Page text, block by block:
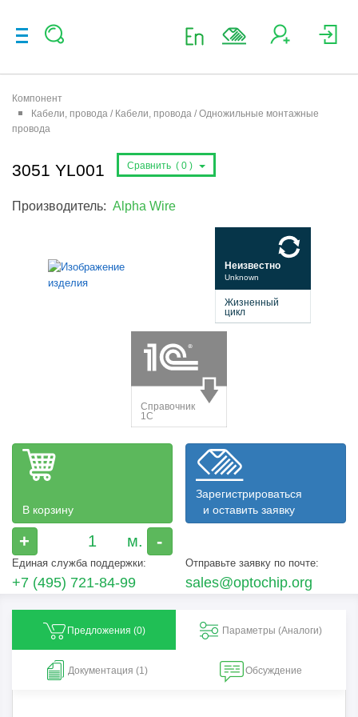
Компонент
Кабели, провода / Кабели, провода / Одножильные монтажные
провода
3051 YL001 Сравнить ( 0 )
Производитель: Alpha Wire
В корзину
+ -
Зарегистрироваться
и оставить заявку
Единая служба поддержки:
+7 (495) 721-84-99
Отправьте заявку по почте:
sales@optochip.org
Предложения (0) Параметры (Aналоги)
Документация (1) Обсуждение